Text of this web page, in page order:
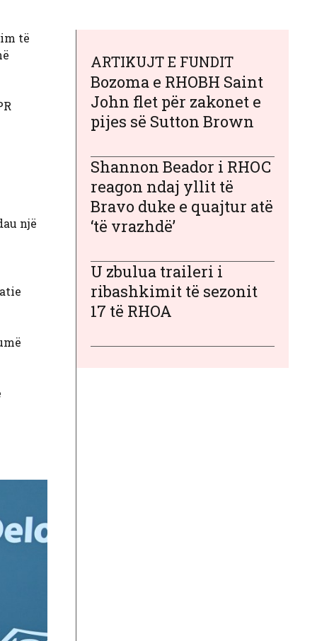
të
një
ARTIKUJT E FUNDIT
Bozoma e RHOBH Saint
John flet për zakonet e
pijes së Sutton Brown
Shannon Beador i RHOC
reagon ndaj yllit të
Bravo duke e quajtur atë
‘të vrazhdë’
U zbulua traileri i
ribashkimit të sezonit
17 të RHOA